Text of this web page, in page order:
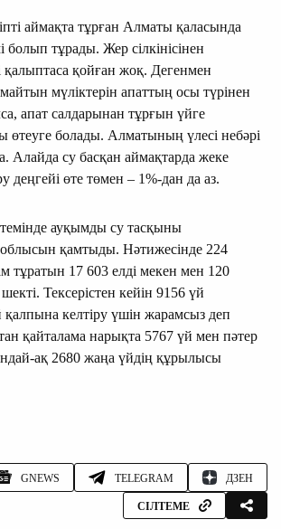
аймақта тұрған Алматы қаласында
болып тұрады. Жер сілкінісінен
қалыптаса қойған жоқ. Дегенмен
мүліктерін апаттың осы түрінен
апат салдарынан тұрғын үйге
өтеуге болады. Алматының үлесі небәрі
Алайда су басқан аймақтарда жеке
деңгейі өте төмен – 1%-дан да аз.
ауқымды су тасқыны
қамтыды. Нәтижесінде 224
тұратын 17 603 елді мекен мен 120
Тексерістен кейін 9156 үй
қалпына келтіру үшін жарамсыз деп
қайталама нарықта 5767 үй мен пәтер
ақ 2680 жаңа үйдің құрылысы
GNEWS TELEGRAM ДЗЕН
СІЛТЕМЕ